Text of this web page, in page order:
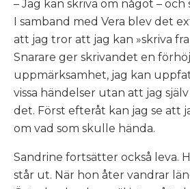
– Jag kan skriva om något – och
I samband med Vera blev det
att jag tror att jag kan »skriva
Snarare ger skrivandet en
uppmärksamhet, jag kan
vissa händelser utan att jag
det. Först efteråt kan jag se att
om vad som skulle hända.
Sandrine fortsätter också leva.
står ut. När hon åter vandrar